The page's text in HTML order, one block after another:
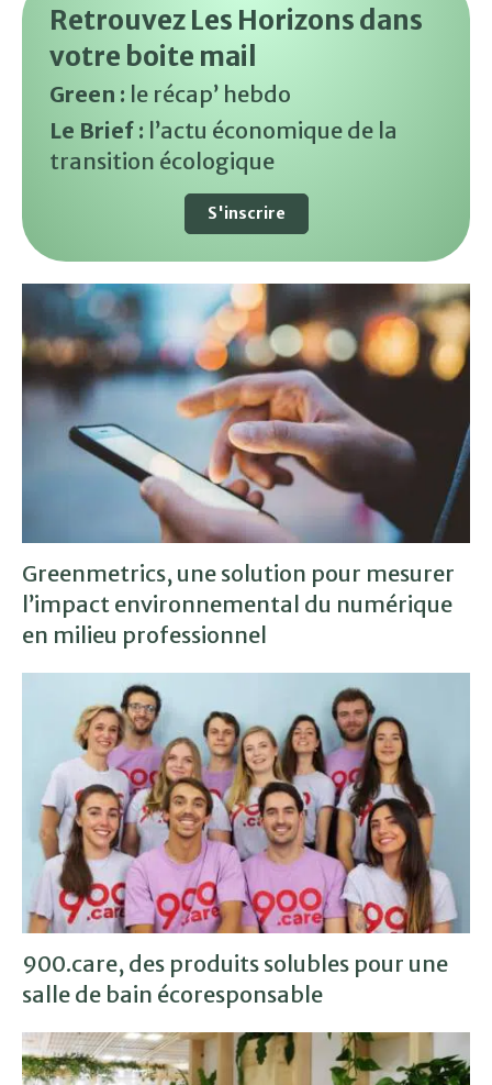
Retrouvez Les Horizons dans
votre boite mail
Green : le récap’ hebdo
Le Brief : l’actu économique de la
transition écologique
S'inscrire
Greenmetrics, une solution pour mesurer
l’impact environnemental du numérique
en milieu professionnel
900.care, des produits solubles pour une
salle de bain écoresponsable